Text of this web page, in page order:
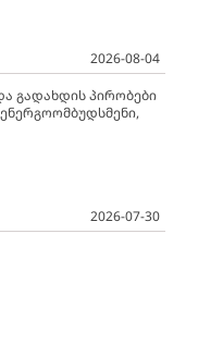
2026-08-04
გადახდის პირობები
2026-07-30